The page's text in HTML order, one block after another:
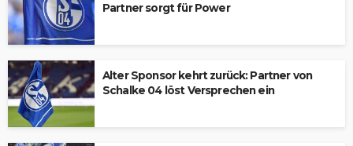
Partner sorgt für Power
Alter Sponsor kehrt zurück: Partner von
Schalke 04 löst Versprechen ein